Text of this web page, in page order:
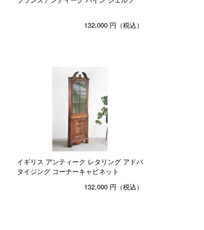
132,000 円（税込）
イギリス アンティーク レタリング アドバ
タイジング コーナーキャビネット
132,000 円（税込）